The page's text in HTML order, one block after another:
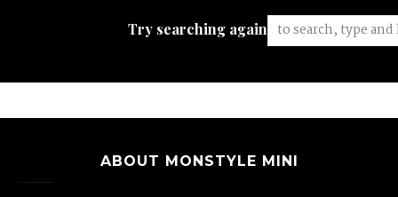
Try searching again:
ABOUT MONSTYLE MINI